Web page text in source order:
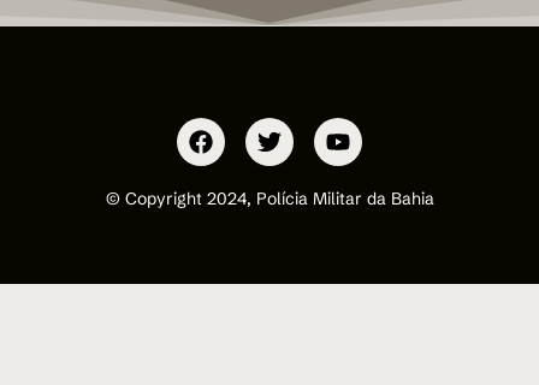
© Copyright 2024, Polícia Militar da Bahia